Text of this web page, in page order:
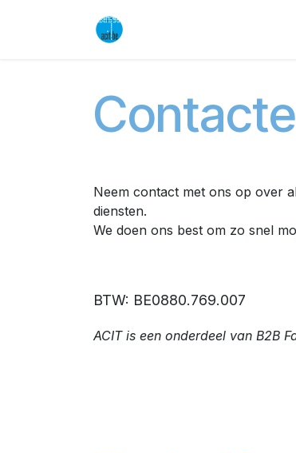
Neem contact met ons op over
diensten.
We doen ons best om zo snel
BTW: BE0880.769.007
ACIT is een onderdeel van B2B